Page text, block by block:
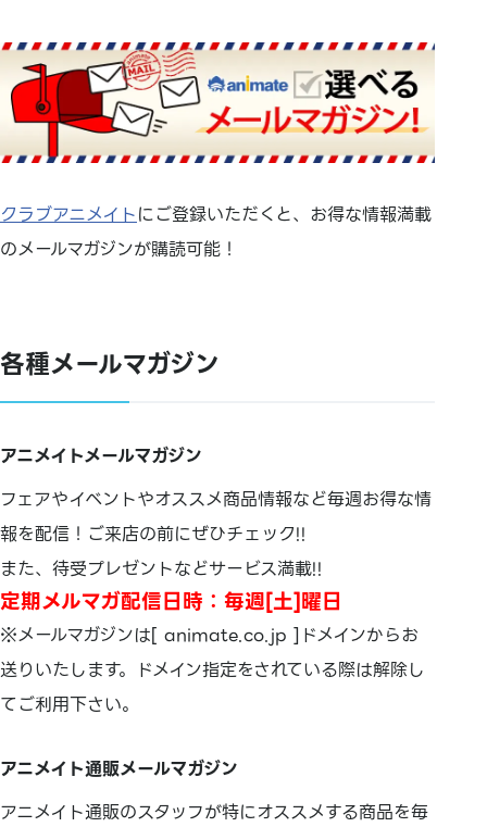
クラブアニメイトにご登録いただくと、お得な情報満載
のメールマガジンが購読可能！
各種メールマガジン
アニメイトメールマガジン
フェアやイベントやオススメ商品情報など毎週お得な情
報を配信！ご来店の前にぜひチェック!!
また、待受プレゼントなどサービス満載!!
定期メルマガ配信日時：毎週[土]曜日
※メールマガジンは[ animate.co.jp ]ドメインからお
送りいたします。ドメイン指定をされている際は解除し
てご利用下さい。
アニメイト通販メールマガジン
アニメイト通販のスタッフが特にオススメする商品を毎